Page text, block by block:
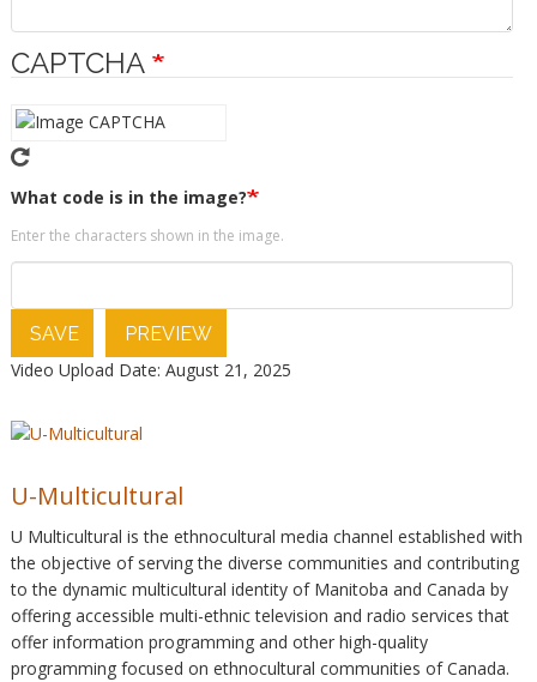
CAPTCHA
What code is in the image?
Enter the characters shown in the image.
SAVE
PREVIEW
Video Upload Date: August 21, 2025
U-Multicultural
U Multicultural is the ethnocultural media channel established with
the objective of serving the diverse communities and contributing
to the dynamic multicultural identity of Manitoba and Canada by
offering accessible multi-ethnic television and radio services that
offer information programming and other high-quality
programming focused on ethnocultural communities of Canada.